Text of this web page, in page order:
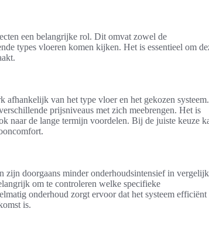
een belangrijke rol. Dit omvat zowel de
types vloeren komen kijken. Het is essentieel om
afhankelijk van het type vloer en het gekozen systeem.
prijsniveaus met zich meebrengen. Het is
naar de lange termijn voordelen. Bij de juiste keuze
zijn doorgaans minder onderhoudsintensief in
om te controleren welke specifieke
onderhoud zorgt ervoor dat het systeem efficiënt
is.